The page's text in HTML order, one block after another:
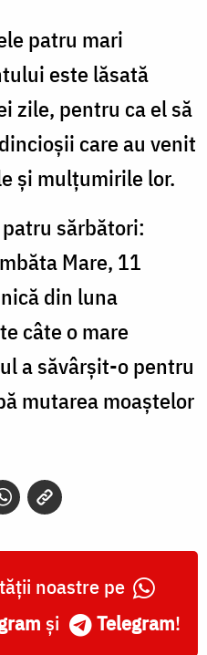
patru mari
este lăsată
zile, pentru ca el să
care au venit
şi mulţumirile lor.
sărbători:
Mare, 11
din luna
câte o mare
a săvârşit-o pentru
mutarea moaştelor
noastre pe
și Telegram!